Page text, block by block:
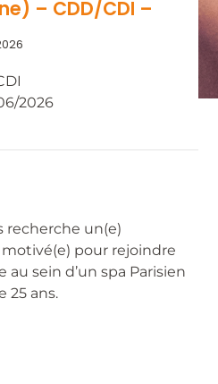
– CDD/CDI –
2026
recherche un(e)
pour rejoindre
sein d’un spa Parisien
25 ans.